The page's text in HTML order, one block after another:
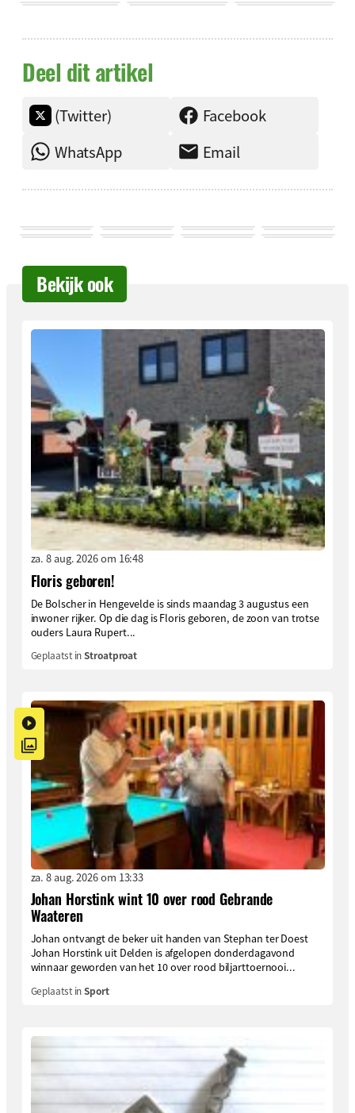
Deel dit artikel
(Twitter)
Facebook
WhatsApp
Email
Bekijk ook
za. 8 aug. 2026 om 16:48
Floris geboren!
De Bolscher in Hengevelde is sinds maandag 3 augustus een
inwoner rijker. Op die dag is Floris geboren, de zoon van trotse
ouders Laura Rupert...
Geplaatst inStroatproat
za. 8 aug. 2026 om 13:33
Johan Horstink wint 10 over rood Gebrande
Waateren
Johan ontvangt de beker uit handen van Stephan ter Doest
Johan Horstink uit Delden is afgelopen donderdagavond
winnaar geworden van het 10 over rood biljarttoernooi...
Geplaatst inSport